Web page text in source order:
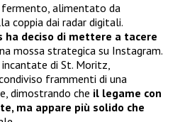
fermento, alimentato da
coppia dai radar digitali.
ha deciso di mettere a tacere
mossa strategica su Instagram.
di St. Moritz,
frammenti di una
dimostrando che il legame con
ma appare più solido che